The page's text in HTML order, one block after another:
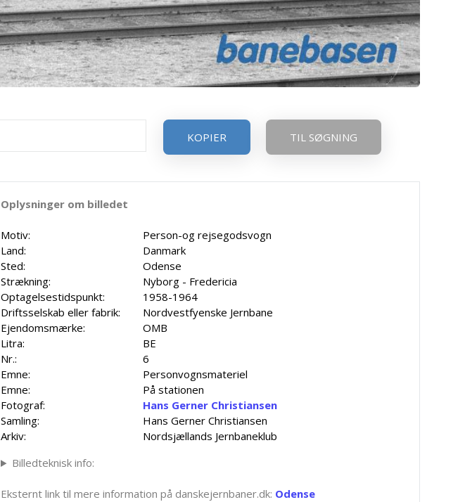
KOPIER
TIL SØGNING
Oplysninger om billedet
Motiv:
Person-og rejsegodsvogn
Land:
Danmark
Sted:
Odense
Strækning:
Nyborg - Fredericia
Optagelsestidspunkt:
1958-1964
Driftsselskab eller fabrik:
Nordvestfyenske Jernbane
Ejendomsmærke:
OMB
Litra:
BE
Nr.:
6
Emne:
Personvognsmateriel
Emne:
På stationen
Fotograf:
Hans Gerner Christiansen
Samling:
Hans Gerner Christiansen
Arkiv:
Nordsjællands Jernbaneklub
Billedteknisk info:
Eksternt link til mere information på danskejernbaner.dk: Odense